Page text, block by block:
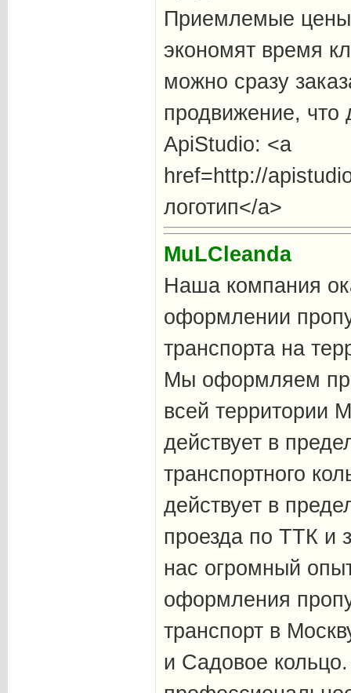
Приемлемые цены
экономят время
можно сразу
продвижение, что
ApiStudio: <a
href=http://
логотип</a>
MuLCleanda
Наша компания
оформлении
транспорта на
Мы оформляем
всей территории
действует в
транспортного
действует в
проезда по ТТК и
нас огромный
оформления
транспорт в
и Садовое